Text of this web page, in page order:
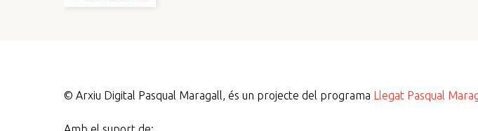
©Arxiu Digital Pasqual Maragall, és un projecte del programa Llegat Pasqual